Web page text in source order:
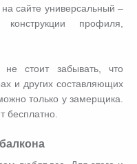
сайте универсальный –
профиля,
не стоит забывать, что
и других составляющих
только у замерщика.
бесплатно.